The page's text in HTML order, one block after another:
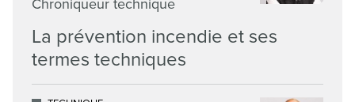
Chroniqueur technique
La prévention incendie et ses
termes techniques